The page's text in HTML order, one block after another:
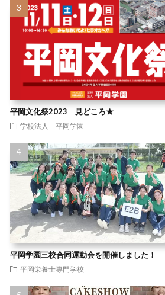
平岡文化祭2023 見どころ★
学校法人 平岡学園
平岡学園三校合同運動会を開催しました！
平岡栄養士専門学校